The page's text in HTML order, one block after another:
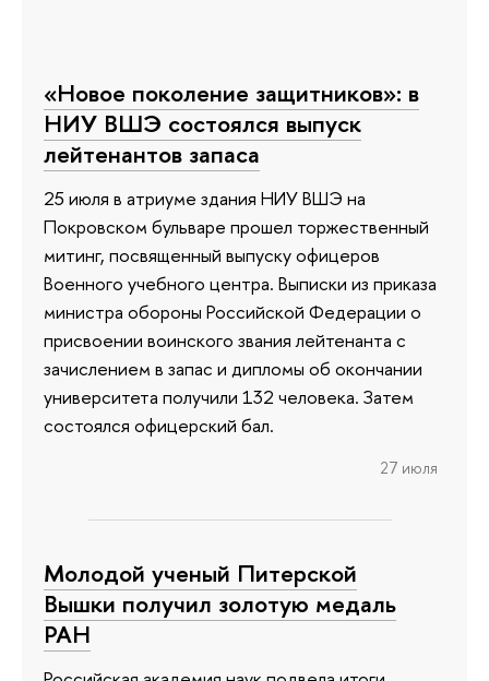
«Новое поколение защитников»: в
НИУ ВШЭ состоялся выпуск
лейтенантов запаса
25 июля в атриуме здания НИУ ВШЭ на
Покровском бульваре прошел торжественный
митинг, посвященный выпуску офицеров
Военного учебного центра. Выписки из приказа
министра обороны Российской Федерации о
присвоении воинского звания лейтенанта с
зачислением в запас и дипломы об окончании
университета получили 132 человека. Затем
состоялся офицерский бал.
27 июля
Молодой ученый Питерской
Вышки получил золотую медаль
РАН